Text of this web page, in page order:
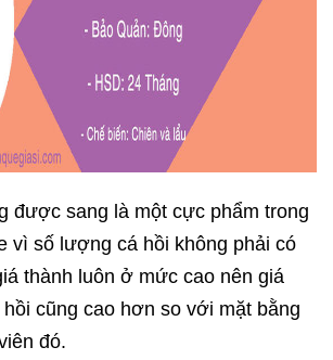
được sang là một cực phẩm trong
vì số lượng cá hồi không phải có
thành luôn ở mức cao nên giá
cũng cao hơn so với mặt bằng
đó.